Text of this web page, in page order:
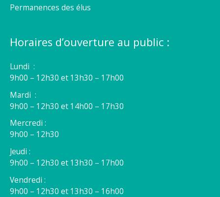
Permanences des élus
Horaires d’ouverture au public :
Lundi :
9h00 – 12h30 et 13h30 – 17h00
Mardi :
9h00 – 12h30 et 14h00 – 17h30
Mercredi :
9h00 – 12h30
Jeudi :
9h00 – 12h30 et 13h30 – 17h00
Vendredi :
9h00 – 12h30 et 13h30 – 16h00